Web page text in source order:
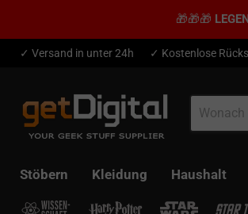
🎁🎁🎁
✓ Versand in unter 24h ✓ Kostenlose
Stöbern Kleidung Haushalt